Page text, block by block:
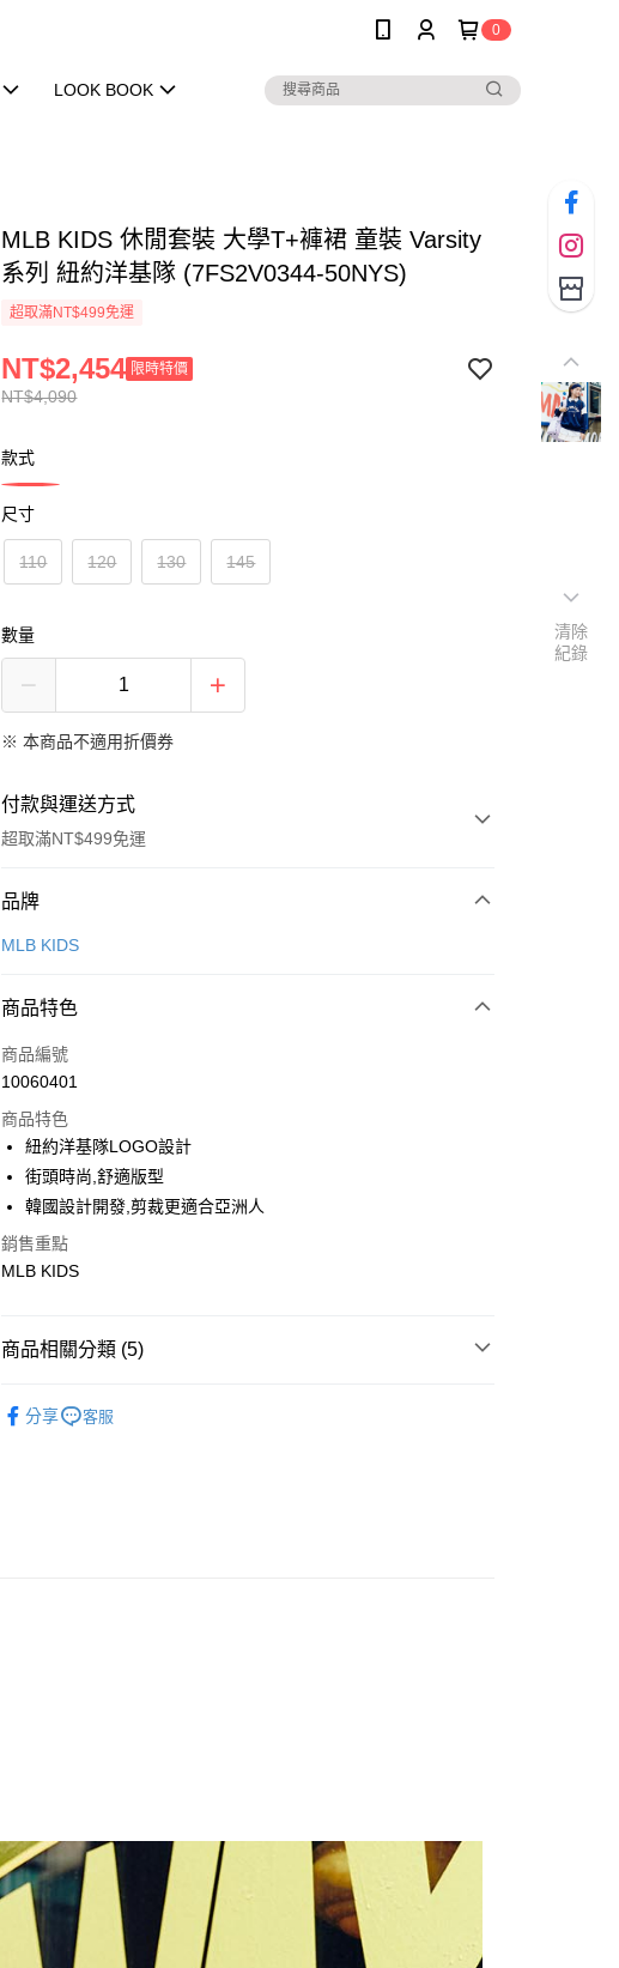
0
LOOK BOOK
MLB KIDS 休閒套裝 大學T+褲裙 童裝 Varsity
系列 紐約洋基隊 (7FS2V0344-50NYS)
超取滿NT$499免運
NT$4,090
NT$2,454 限時特價
款式
尺寸
110 120 130 145
數量
※ 本商品不適用折價券
付款與運送方式
超取滿NT$499免運
付款方式
信用卡一次付款
Apple Pay
街口支付
悠遊付
運送方式
全家取貨<不支援離島取退>
品牌
MLB KIDS
商品特色
商品編號
10060401
商品特色
紐約洋基隊LOGO設計
街頭時尚,舒適版型
韓國設計開發,剪裁更適合亞洲人
銷售重點
MLB KIDS
商品相關分類 (5)
分享 客服
清除
紀錄